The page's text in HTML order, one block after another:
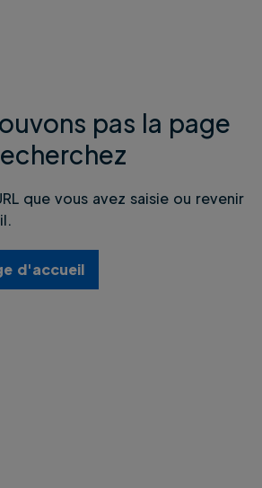
pas la page
que vous avez saisie ou revenir
d'accueil